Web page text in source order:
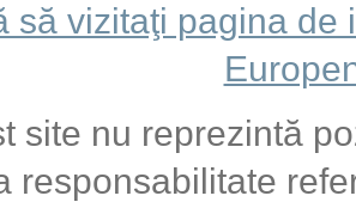
să vizitaţi pagina
site nu reprezintă
responsabilitate